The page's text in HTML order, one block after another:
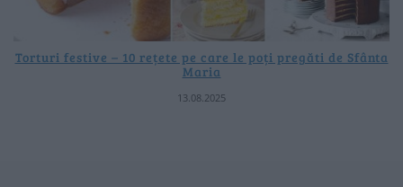
Torturi festive – 10 rețete pe care le poți pregăti de Sfânta
Maria
13.08.2025